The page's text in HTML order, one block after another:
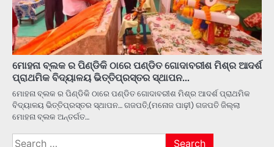
ମୋହନା ବ୍ଲକ ର ପିଣ୍ଡିକି ଠାରେ ପଣ୍ଡିତ ଗୋଦାବରୀଶ ମିଶ୍ର ଆଦର୍ଶ
ପ୍ରାଥମିକ ବିଦ୍ୟାଳୟ ଭିତ୍ତିପ୍ରସ୍ତର ସ୍ଥାପନ…
ମୋହନା ବ୍ଲକ ର ପିଣ୍ଡିକି ଠାରେ ପଣ୍ଡିତ ଗୋଦାବରୀଶ ମିଶ୍ର ଆଦର୍ଶ ପ୍ରାଥମିକ
ବିଦ୍ୟାଳୟ ଭିତ୍ତିପ୍ରସ୍ତର ସ୍ଥାପନ… ଗଜପତି,(ମନୋଜ ପାଢ଼ୀ) ଗଜପତି ଜିଲ୍ଲା
ମୋହନା ବ୍ଲକ ଅନ୍ତର୍ଗତ…
Search